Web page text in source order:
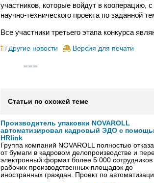
участников, которые войдут в кооперацию,
научно-технического проекта по заданной
Все участники третьего этапа конкурса
Другие новости Версия для печати
Статьи по схожей теме
Производитель упаковки NOVAROLL
автоматизировал кадровый ЭДО с
HRlink
Группа компаний NOVAROLL полностью
от бумаги в кадровом делопроизводстве и
электронный формат более 5 000
рабочих производственных площадок до
иностранных граждан. Проект по